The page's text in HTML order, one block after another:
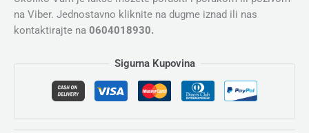
na Viber. Jednostavno kliknite na dugme iznad ili nas
kontaktirajte na 0604018930.
Sigurna Kupovina